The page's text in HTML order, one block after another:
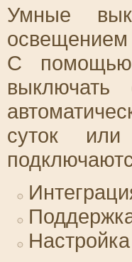
Умные
освещением
С помощью
суток